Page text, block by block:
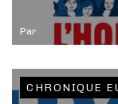
Par
CHRONIQUE